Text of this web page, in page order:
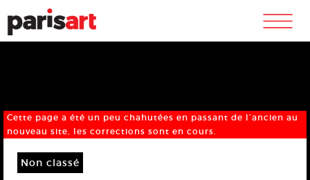
m
Cette page a été un peu chahutées en passant de l’ancien au
nouveau site, les corrections sont en cours.
Non classé